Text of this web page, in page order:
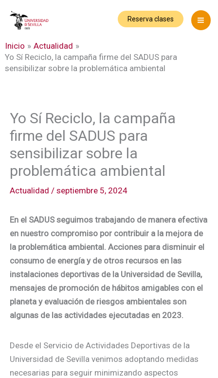
Reserva clases
Inicio
Actualidad
Yo Sí Reciclo, la campaña firme del SADUS para
sensibilizar sobre la problemática ambiental
Yo Sí Reciclo, la campaña
firme del SADUS para
sensibilizar sobre la
problemática ambiental
Actualidad / septiembre 5, 2024
En el SADUS seguimos trabajando de manera efectiva
en nuestro compromiso por contribuir a la mejora de
la problemática ambiental. Acciones para disminuir el
consumo de energía y de otros recursos en las
instalaciones deportivas de la Universidad de Sevilla,
mensajes de promoción de hábitos amigables con el
planeta y evaluación de riesgos ambientales son
algunas de las actividades ejecutadas en 2023.
Desde el Servicio de Actividades Deportivas de la
Universidad de Sevilla venimos adoptando medidas
necesarias para seguir minimizando aspectos